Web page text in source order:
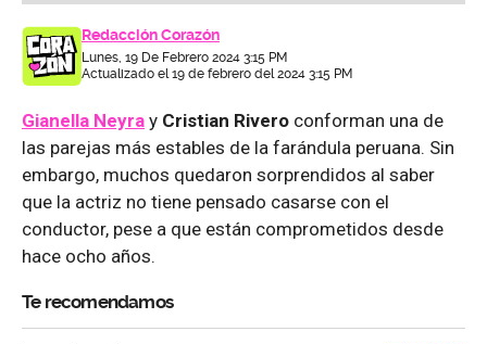
Redacción Corazón
Lunes, 19 De Febrero 2024 3:15 PM
Actualizado el 19 de febrero del 2024 3:15 PM
Gianella Neyra y Cristian Rivero conforman una de
las parejas más estables de la farándula peruana. Sin
embargo, muchos quedaron sorprendidos al saber
que la actriz no tiene pensado casarse con el
conductor, pese a que están comprometidos desde
hace ocho años.
Te recomendamos